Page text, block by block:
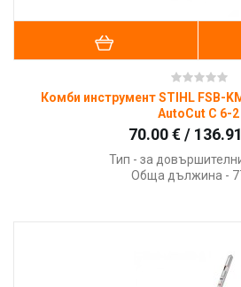
Комби инструмент STIHL FSB-
AutoCut C 6-2
70.00 € /
Тип - за
Обща дължина -